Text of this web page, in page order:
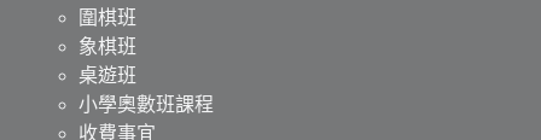
圍棋班
象棋班
桌遊班
小學奧數班課程
收費事宜